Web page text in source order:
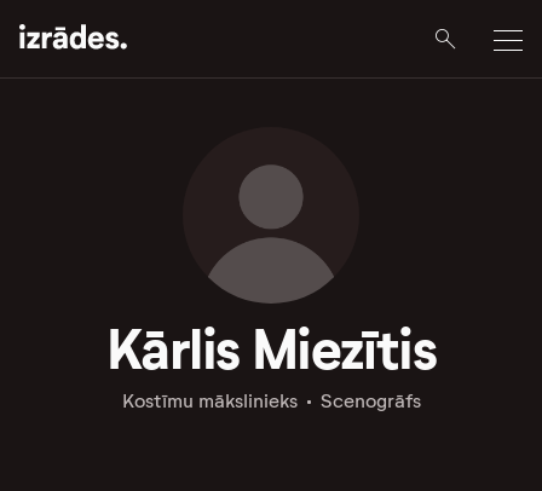
Kārlis Miezītis
Kostīmu mākslinieks Scenogrāfs